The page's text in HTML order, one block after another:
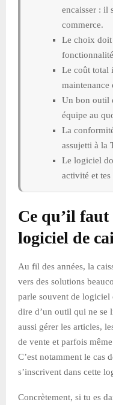
encaisser : il
commerce.
Le choix doit
Le coût total
maintenance
Un bon outil
équipe au
La
assujetti à la
Le logiciel
activité et
Ce qu’il
logiciel de
Au fil des années, la
vers des solutions
parle souvent de logiciel
dire d’un outil qui ne se
aussi gérer les articles,
de vente et parfois
C’est notamment le cas
s’inscrivent dans cette
Concrètement, si tu es